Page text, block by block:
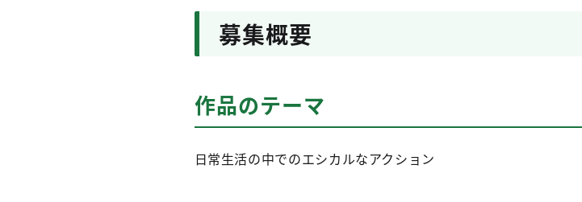
募集概要
作品のテーマ
日常生活の中でのエシカルなアクション